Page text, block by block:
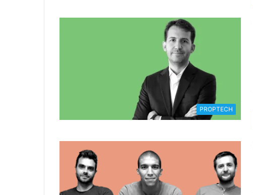
PROPTECH